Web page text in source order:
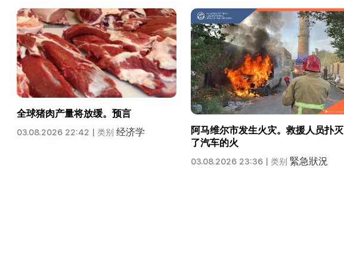
全球猪肉产量将放缓。预言
03.08.2026 22:42 | 类别 经济学
阿马维尔市发生火灾。救援人员扑灭
了汽车的火
03.08.2026 23:36 | 类别 緊急狀況